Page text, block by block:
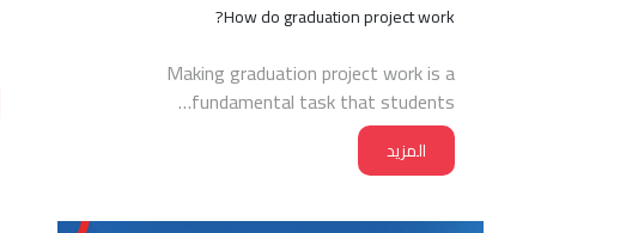
How do graduation project work?
Making graduation project work is a
fundamental task that students…
المزيد